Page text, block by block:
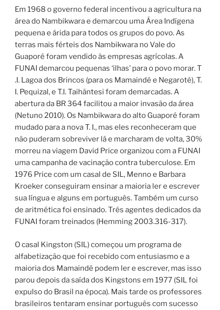
Em 1968 o governo federal incentivou a agricultura na
área do Nambikwara e demarcou uma Área Indígena
pequena e árida para todos os grupos do povo. As
terras mais férteis dos Nambikwara no Vale do
Guaporé foram vendido às empresas agrícolas. A
FUNAI demarcou pequenas ‘ilhas’ para o povo morar. T
.I. Lagoa dos Brincos (para os Mamaindé e Negaroté), T.
I. Pequizal, e T.I. Taihãntesi foram demarcadas. A
abertura da BR 364 facilitou a maior invasão da área
(Netuno 2010). Os Nambikwara do alto Guaporé foram
mudado para a nova T. I., mas eles reconheceram que
não puderam sobreviver lá e marcharam de volta, 30%
morreu na viagem David Price organizou com a FUNAI
uma campanha de vacinação contra tuberculose. Em
1976 Price com um casal de SIL, Menno e Barbara
Kroeker conseguiram ensinar a maioria ler e escrever
sua língua e alguns em português. Também um curso
de aritmética foi ensinado. Três agentes dedicados da
FUNAI foram treinados (Hemming 2003.316-317).
O casal Kingston (SIL) começou um programa de
alfabetização que foi recebido com entusiasmo e a
maioria dos Mamaindê podem ler e escrever, mas isso
parou depois da saída dos Kingstons em 1977 (SIL foi
expulso do Brasil na época). Mais tarde os professores
brasileiros tentaram ensinar português com sucesso